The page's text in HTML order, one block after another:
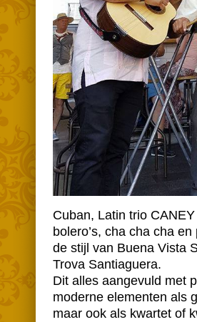
Cuban, Latin trio
bolero’s, cha cha cha
de stijl van Buena Vista
Trova Santiaguera.
Dit alles aangevuld met
moderne elementen als
maar ook als kwartet of